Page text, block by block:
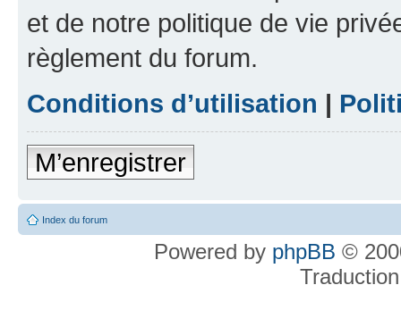
et de notre politique de vie
règlement du forum.
Conditions d’utilisation |
M’enregistrer
Index du forum
Powered by phpBB ©